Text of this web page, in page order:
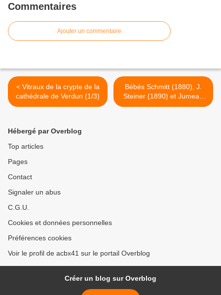
Commentaires
Ajouter un commentaire
< Vitraux de la crypte de la
cathédrale de Verdun (1/3)
Bébés Schmitt (1880), J.
Steiner (1890) et Jumeau
(1900) >
Hébergé par Overblog
Top articles
Pages
Contact
Signaler un abus
C.G.U.
Cookies et données personnelles
Préférences cookies
Voir le profil de acbx41 sur le portail Overblog
Créer un blog sur Overblog